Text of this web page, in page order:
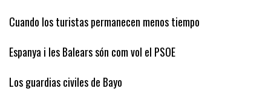
Cuando los turistas permanecen menos tiempo
Espanya i les Balears són com vol el PSOE
Los guardias civiles de Bayo